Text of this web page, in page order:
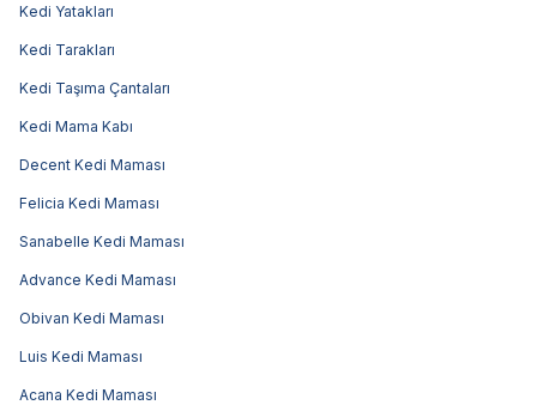
Kedi Yatakları
Kedi Tarakları
Kedi Taşıma Çantaları
Kedi Mama Kabı
Decent Kedi Maması
Felicia Kedi Maması
Sanabelle Kedi Maması
Advance Kedi Maması
Obivan Kedi Maması
Luis Kedi Maması
Acana Kedi Maması